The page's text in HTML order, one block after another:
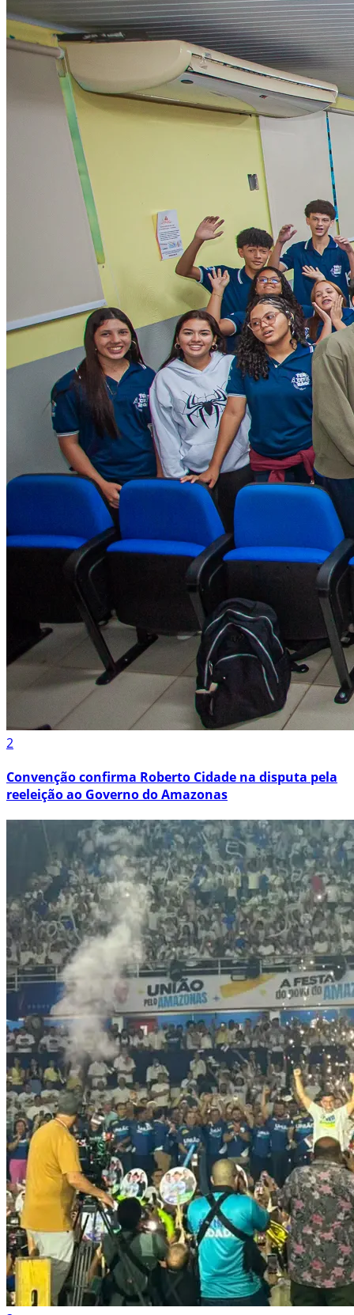
2
Convenção confirma Roberto Cidade na disputa pela
reeleição ao Governo do Amazonas